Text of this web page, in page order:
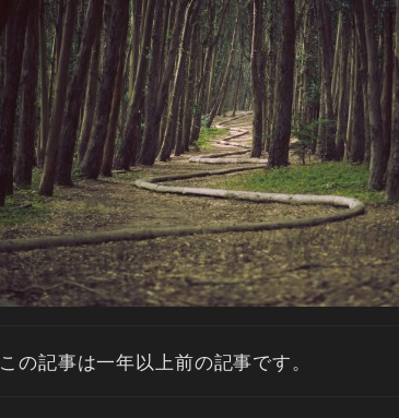
この記事は一年以上前の記事です。